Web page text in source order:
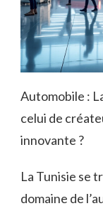
Automobile :
celui de
innovante ?
La Tunisie se
domaine de